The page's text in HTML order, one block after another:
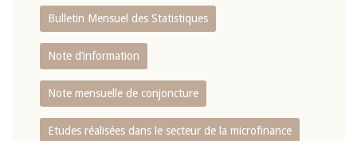
Bulletin Mensuel des Statistiques
Note d’information
Note mensuelle de conjoncture
Etudes réalisées dans le secteur de la microfinance